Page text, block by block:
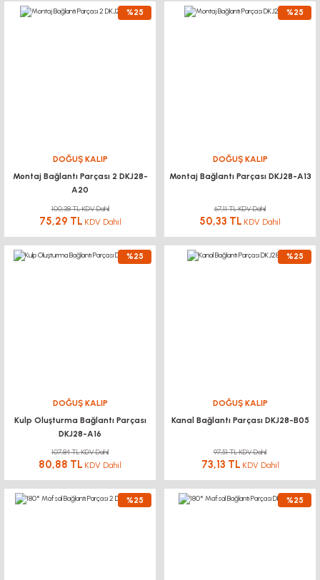
%25
DOĞUŞ KALIP
Montaj Bağlantı Parçası 2 DKJ28-
A20
100,38 TL KDV Dahil
75,29 TL KDV Dahil
%25
DOĞUŞ KALIP
Montaj Bağlantı Parçası DKJ28-A13
67,11 TL KDV Dahil
50,33 TL KDV Dahil
%25
DOĞUŞ KALIP
Kulp Oluşturma Bağlantı Parçası
DKJ28-A16
107,84 TL KDV Dahil
80,88 TL KDV Dahil
%25
DOĞUŞ KALIP
Kanal Bağlantı Parçası DKJ28-B05
97,51 TL KDV Dahil
73,13 TL KDV Dahil
%25 %25